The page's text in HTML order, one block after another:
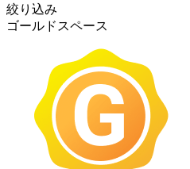
絞り込み
ゴールドスペース